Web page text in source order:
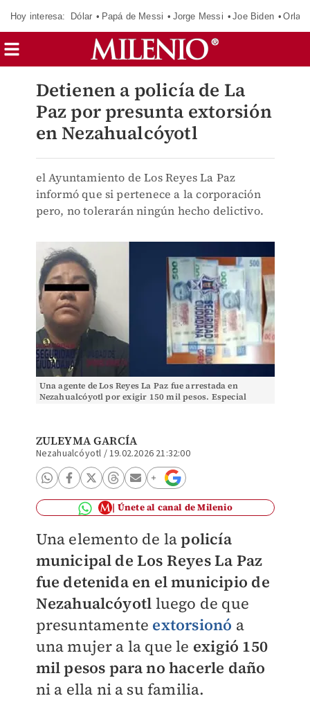
Hoy interesa: Dólar Papá de Messi Jorge Messi Joe Biden
Detienen a policía de La
Paz por presunta extorsión
en Nezahualcóyotl
el Ayuntamiento de Los Reyes La Paz
informó que si pertenece a la corporación
pero, no tolerarán ningún hecho delictivo.
Una agente de Los Reyes La Paz fue arrestada en
Nezahualcóyotl por exigir 150 mil pesos. Especial
ZULEYMA GARCÍA
Nezahualcóyotl /19.02.2026 21:32:00
Únete al canal de Milenio
Una elemento de lapolicía
municipal de Los Reyes La Paz
fue detenida en el municipio de
Nezahualcóyotl luego de que
presuntamente extorsionó a
una mujer a la que le exigió 150
mil pesos para no hacerle daño
ni a ella ni a su familia.